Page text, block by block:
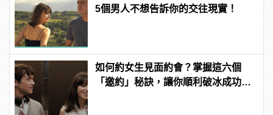
5個男人不想告訴你的交往現實！
如何約女生見面約會？掌握這六個
「邀約」秘訣，讓你順利破冰成功約